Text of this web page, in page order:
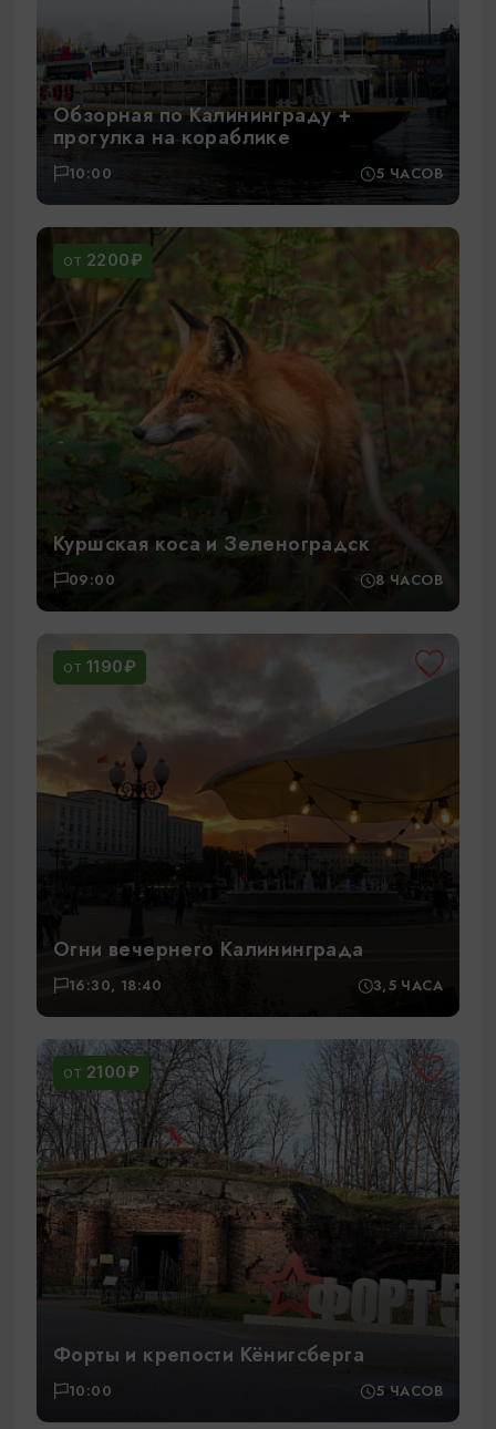
Обзорная по Калининграду +
прогулка на кораблике
10:00 5 ЧАСОВ
ОТ 2200₽
Куршская коса и Зеленоградск
09:00 8 ЧАСОВ
ОТ 1190₽
Огни вечернего Калининграда
16:30, 18:40 3,5 ЧАСА
ОТ 2100₽
Форты и крепости Кёнигсберга
10:00 5 ЧАСОВ